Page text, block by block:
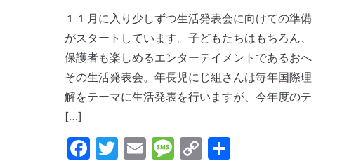
１１月に入り少しずつ生活発表会に向けての準備
がスタートしています。子どもたちはもちろん、
保護者も楽しめるエンターテイメントであるおへ
その生活発表会。年長児にじ組さんは毎年国際理
解をテーマに生活発表を行いますが、今年度のテ
[…]
Facebook
Twitter
EmailMessage
Copy